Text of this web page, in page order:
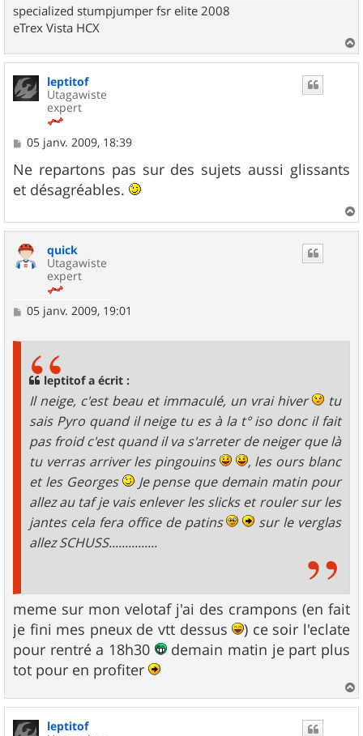
specialized stumpjumper fsr elite 2008
eTrex Vista HCX
a
u
leptitof
Utagawiste
expert
M
s
s
a
e
05 janv. 2009, 18:39
Ne repartons pas sur des sujets aussi glissants
et désagréables.
a
quick
Utagawiste
expert
M
05 janv. 2009, 19:01
leptitof a écrit :
Il neige, c'est beau et immaculé, un vrai hiver
tu
sais Pyro quand il neige tu es à la t° iso donc il fait
pas froid c'est quand il va s'arreter de neiger que là
tu verras arriver les pingouins
, les ours blanc
et les Georges
Je pense que demain matin pour
allez au taf je vais enlever les slicks et rouler sur les
jantes cela fera office de patins
sur le verglas
allez SCHUSS...............
meme sur mon velotaf j'ai des crampons (en fait
je fini mes pneux de vtt dessus
) ce soir l'eclate
pour rentré a 18h30
demain matin je part plus
tot pour en profiter
a
leptitof